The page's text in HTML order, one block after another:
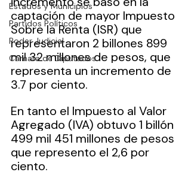
Estados y Municipios
Partidos Políticos
Poder Judicial
Cámara de Diputados
captación de mayor Impuesto
Sobre la Renta (ISR) que
representaron 2 billones 899
mil 32 millones de pesos, que
representa un incremento de
3.7 por ciento.
En tanto el Impuesto al Valor
Agregado (IVA) obtuvo 1 billón
499 mil 451 millones de pesos
que represento el 2,6 por
ciento.